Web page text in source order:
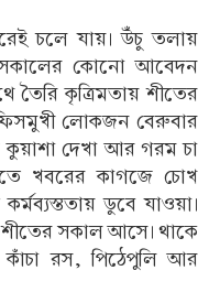
চলে যায়। উঁচু তলায়
সকালের কোনো আবেদন
তৈরি কৃত্রিমতায় শীতের
লোকজন বেরুবার
দেখা আর গরম চা
খবরের কাগজে চোখ
ডুবে যাওয়া।
শীতের সকাল আসে। থাকে
রস, পিঠেপুলি আর